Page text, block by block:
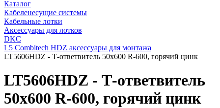
Каталог
Кабеленесущие системы
Кабельные лотки
Аксессуары для лотков
DKC
L5 Combitech HDZ аксессуары для монтажа
LT5606HDZ - Т-ответвитель 50х600 R-600, горячий цинк
LT5606HDZ - Т-ответвитель
50х600 R-600, горячий цинк